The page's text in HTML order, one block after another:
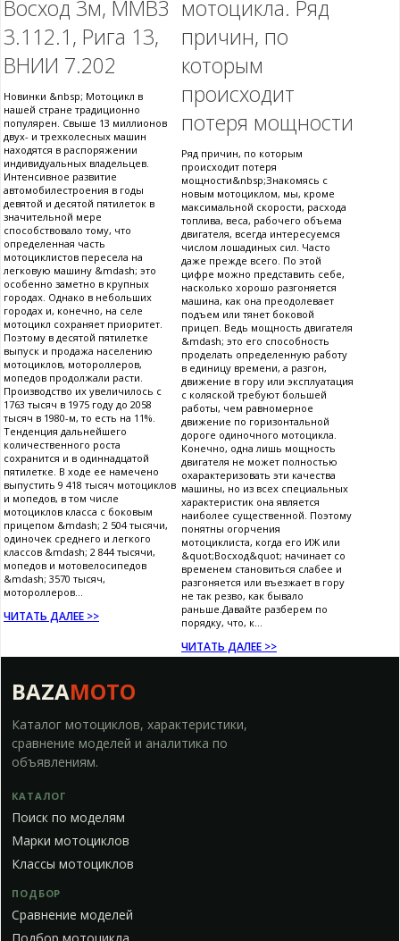
Восход 3м, ММВЗ
3.112.1, Рига 13,
ВНИИ 7.202
Новинки &nbsp; Мотоцикл в
нашей стране традиционно
популярен. Свыше 13 миллионов
двух- и трехколесных машин
находятся в распоряжении
индивидуальных владельцев.
Интенсивное развитие
автомобилестроения в годы
девятой и десятой пятилеток в
значительной мере
способствовало тому, что
определенная часть
мотоциклистов пересела на
легковую машину &mdash; это
особенно заметно в крупных
городах. Однако в небольших
городах и, конечно, на селе
мотоцикл сохраняет приоритет.
Поэтому в десятой пятилетке
выпуск и продажа населению
мотоциклов, мотороллеров,
мопедов продолжали расти.
Производство их увеличилось с
1763 тысяч в 1975 году до 2058
тысяч в 1980-м, то есть на 11%.
Тенденция дальнейшего
количественного роста
сохранится и в одиннадцатой
пятилетке. В ходе ее намечено
выпустить 9 418 тысяч мотоциклов
и мопедов, в том числе
мотоциклов класса с боковым
прицепом &mdash; 2 504 тысячи,
одиночек среднего и легкого
классов &mdash; 2 844 тысячи,
мопедов и мотовелосипедов
&mdash; 3570 тысяч,
мотороллеров...
ЧИТАТЬ ДАЛЕЕ >>
мотоцикла. Ряд
причин, по
которым
происходит
потеря мощности
Ряд причин, по которым
происходит потеря
мощности&nbsp;Знакомясь с
новым мотоциклом, мы, кроме
максимальной скорости, расхода
топлива, веса, рабочего объема
двигателя, всегда интересуемся
числом лошадиных сил. Часто
даже прежде всего. По этой
цифре можно представить себе,
насколько хорошо разгоняется
машина, как она преодолевает
подъем или тянет боковой
прицеп. Ведь мощность двигателя
&mdash; это его способность
проделать определенную работу
в единицу времени, а разгон,
движение в гору или эксплуатация
с коляской требуют большей
работы, чем равномерное
движение по горизонтальной
дороге одиночного мотоцикла.
Конечно, одна лишь мощность
двигателя не может полностью
охарактеризовать эти качества
машины, но из всех специальных
характеристик она является
наиболее существенной. Поэтому
понятны огорчения
мотоциклиста, когда его ИЖ или
&quot;Восход&quot; начинает со
временем становиться слабее и
разгоняется или въезжает в гору
не так резво, как бывало
раньше.Давайте разберем по
порядку, что, к...
ЧИТАТЬ ДАЛЕЕ >>
BAZAMOTO
Каталог мотоциклов, характеристики,
сравнение моделей и аналитика по
объявлениям.
КАТАЛОГ
Поиск по моделям
Марки мотоциклов
Классы мотоциклов
ПОДБОР
Сравнение моделей